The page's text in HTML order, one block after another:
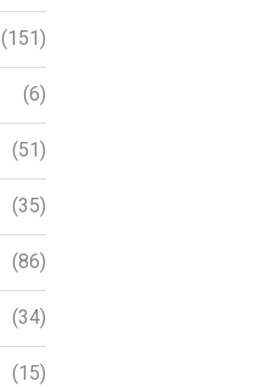
(151)
(6)
(51)
(35)
(86)
(34)
(15)